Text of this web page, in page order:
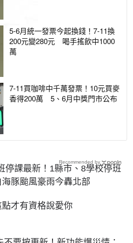
5-6月統一發票今起換錢！7-11換
200元變280元 喝手搖飲中1000
萬
7-11買咖啡中千萬發票！10元買麥
香得200萬 5、6月中獎門市公布
停課最新！1縣市、8學校停班
豚颱風豪雨今轟北部
才有資格說愛你
Recommended by